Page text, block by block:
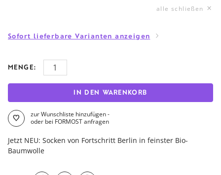
alle schließen
Sofort lieferbare Varianten anzeigen
MENGE:
IN DEN WARENKORB
zur Wunschliste hinzufügen -
oder bei FORMOST anfragen
Jetzt NEU: Socken von Fortschritt Berlin in feinster Bio-
Baumwolle